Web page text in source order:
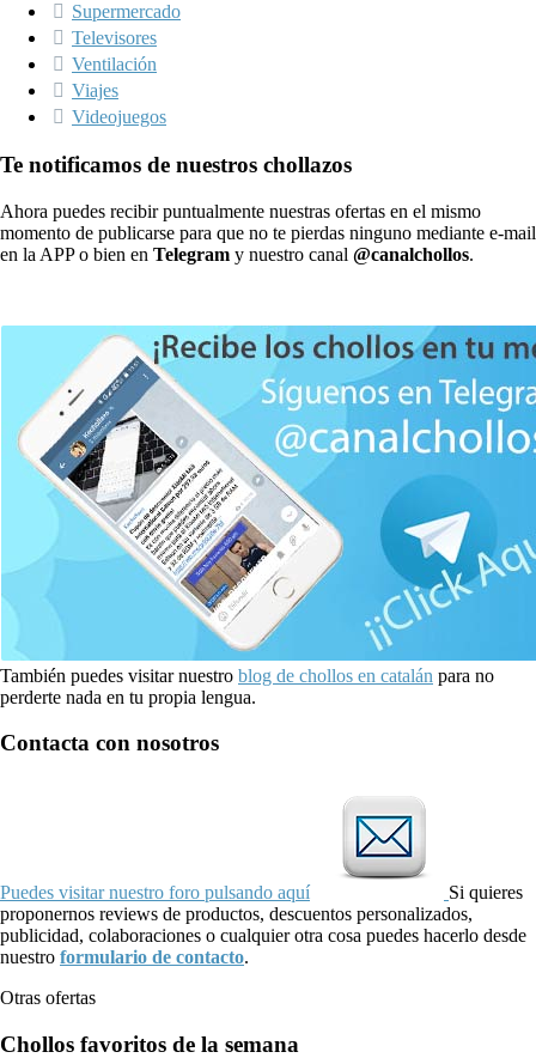
Supermercado
Televisores
Ventilación
Viajes
Videojuegos
Te notificamos de nuestros chollazos
Ahora puedes recibir puntualmente nuestras ofertas en el mismo
momento de publicarse para que no te pierdas ninguno mediante e-mail
en la APP o bien en Telegram y nuestro canal @canalchollos.
También puedes visitar nuestro blog de chollos en catalán para no
perderte nada en tu propia lengua.
Contacta con nosotros
Puedes visitar nuestro foro pulsando aquí
Si quieres
proponernos reviews de productos, descuentos personalizados,
publicidad, colaboraciones o cualquier otra cosa puedes hacerlo desde
nuestro formulario de contacto.
Otras ofertas
Chollos favoritos de la semana